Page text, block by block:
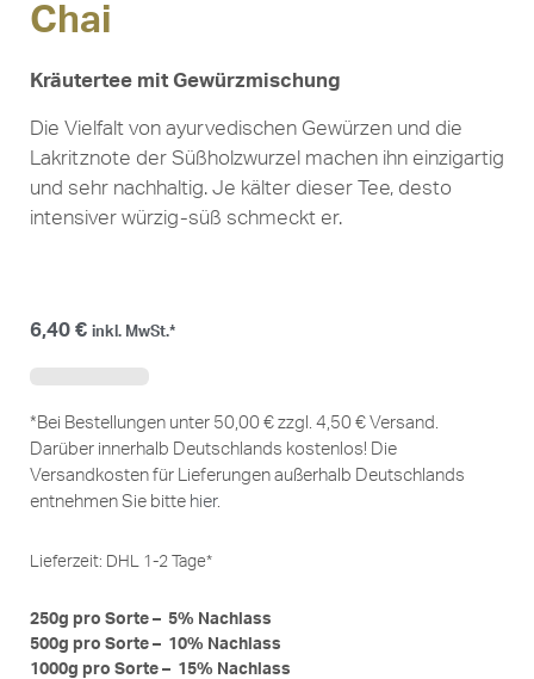
Chai
Kräutertee mit Gewürzmischung
Die Vielfalt von ayurvedischen Gewürzen und die
Lakritznote der Süßholzwurzel machen ihn einzigartig
und sehr nachhaltig. Je kälter dieser Tee, desto
intensiver würzig-süß schmeckt er.
6,40 € inkl. MwSt.*
*Bei Bestellungen unter 50,00 € zzgl. 4,50 € Versand.
Darüber innerhalb Deutschlands kostenlos! Die
Versandkosten für Lieferungen außerhalb Deutschlands
entnehmen Sie bitte hier.
Lieferzeit: DHL 1-2 Tage*
250g pro Sorte – 5% Nachlass
500g pro Sorte – 10% Nachlass
1000g pro Sorte – 15% Nachlass